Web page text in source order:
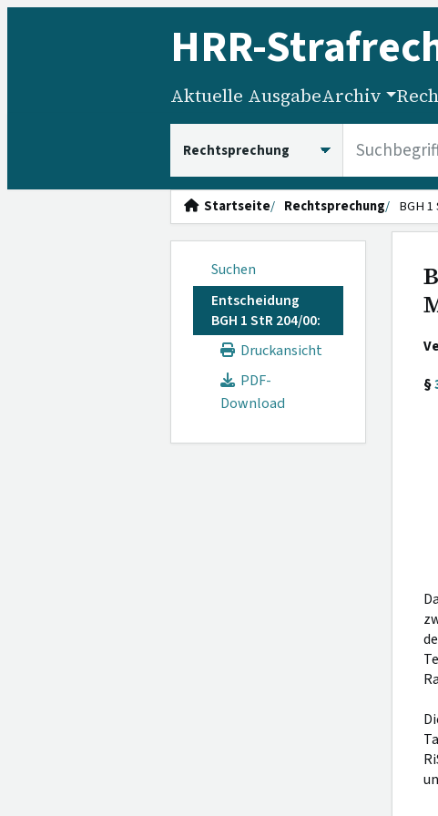
HRR-
Aktuelle AusgabeArchiv
Startseite Rechtsprechung BGH
Suchen
Entscheidung
BGH 1 StR 204/00:
Druckansicht
PDF-
Download
§